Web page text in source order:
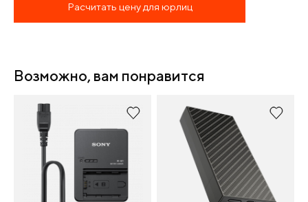
Расчитать цену для юрлиц
Возможно, вам понравится